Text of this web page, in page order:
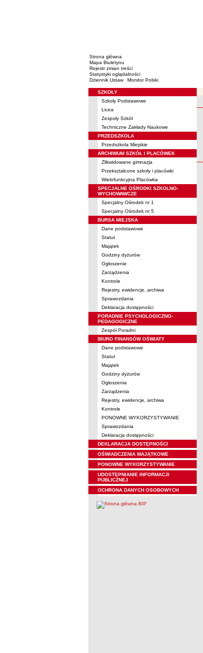
Strona główna
Mapa Biuletynu
Rejestr zmian treści
Statystyki oglądalności
Dziennik Ustaw
Monitor Polski
Menu
SZKOŁY
Szkoły Podstawowe
Licea
Zespoły Szkół
Techniczne Zakłady Naukowe
PRZEDSZKOLA
Przedszkola Miejskie
ARCHIWUM SZKÓŁ I PLACÓWEK
Zlikwidowane gimnazja
Przekształcone szkoły i placówki
Wielofunkcyjna Placówka
SPECJALNE OŚRODKI SZKOLNO-
WYCHOWAWCZE
Specjalny Ośrodek nr 1
Specjalny Ośrodek nr 5
BURSA MIEJSKA
Dane podstawowe
Statut
Majątek
Godziny dyżurów
Ogłoszenie
Zarządzenia
Kontrole
Rejestry, ewidencje, archiwa
Sprawozdania
Deklaracja dostępności
PORADNIE PSYCHOLOGICZNO-
PEDAGOGICZNE
Zespół Poradni
BIURO FINANSÓW OŚWIATY
Dane podstawowe
Statut
Majątek
Godziny dyżurów
Ogłoszenia
Zarządzenia
Rejestry, ewidencje, archiwa
Kontrole
PONOWNE WYKORZYSTYWANIE
Sprawozdania
Deklaracja dostępności
DEKLARACJA DOSTĘPNOŚCI
OŚWIADCZENIA MAJĄTKOWE
PONOWNE WYKORZYSTYWANIE
UDOSTĘPNIANIE INFORMACJI
PUBLICZNEJ
OCHRONA DANYCH OSOBOWYCH